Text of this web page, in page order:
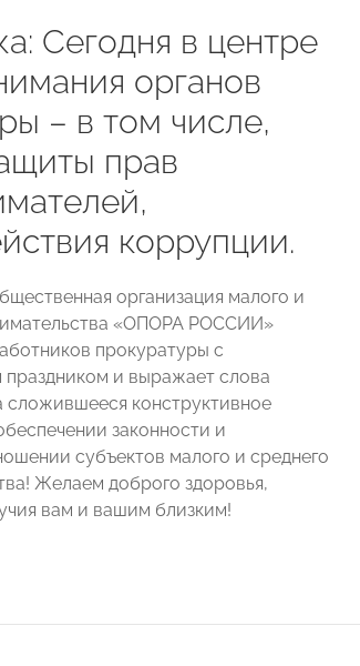
Сегодня в центре
органов
– в том числе,
прав
коррупции.
организация малого и
«ОПОРА РОССИИ»
прокуратуры с
и выражает слова
сложившееся конструктивное
законности и
субъектов малого и среднего
Желаем доброго здоровья,
вам и вашим близким!